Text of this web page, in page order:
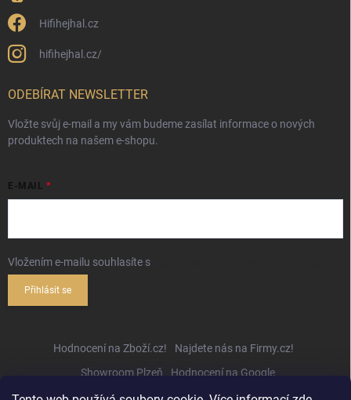
Hifihejhal.cz
hifihejhal.cz/
ODEBÍRAT NEWSLETTER
Vložte svůj e-mail a my vám budeme zasílat informace o nových
produktech na našem e-shopu.
E-MAIL
Vložením e-mailu souhlasíte s
Přihlásit se
Hodnocení na Zboží.cz!
Najdete nás na Firmy.cz!
Showroom Plzeň
Hodnocení na Google